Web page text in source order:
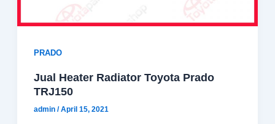
PRADO
Jual Heater Radiator Toyota Prado
TRJ150
admin/April 15, 2021